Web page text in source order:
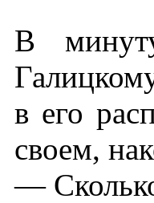
В
в его
своем,
—